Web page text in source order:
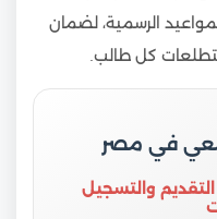
الرسمية، لضمان
كل طالب.
في مصر
والتسجيل